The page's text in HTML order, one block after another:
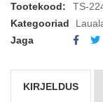
Tootekood:
TS-
Kategooriad
Jaga
KIRJELDUS